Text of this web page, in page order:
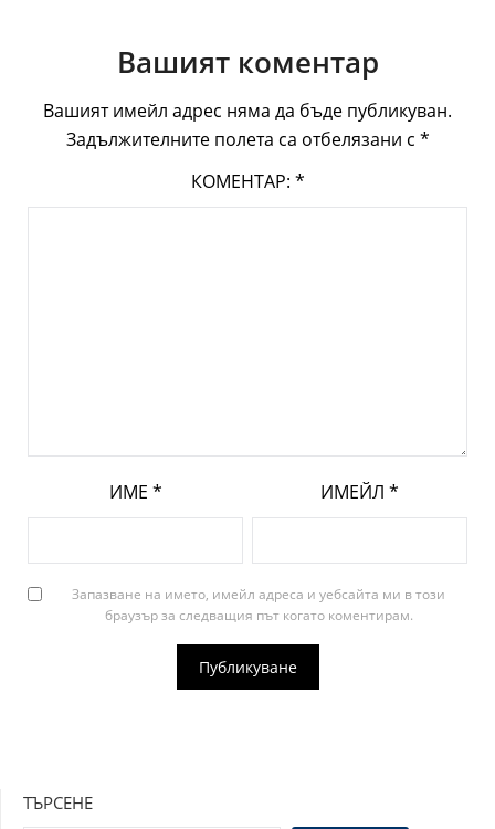
Вашият коментар
Вашият имейл адрес няма да бъде публикуван.
Задължителните полета са отбелязани с *
КОМЕНТАР: *
ИМЕ * ИМЕЙЛ *
Запазване на името, имейл адреса и уебсайта ми в този
браузър за следващия път когато коментирам.
ТЪРСЕНЕ